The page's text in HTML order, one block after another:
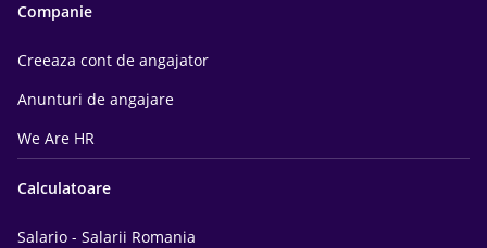
Companie
Creeaza cont de angajator
Anunturi de angajare
We Are HR
Calculatoare
Salario - Salarii Romania